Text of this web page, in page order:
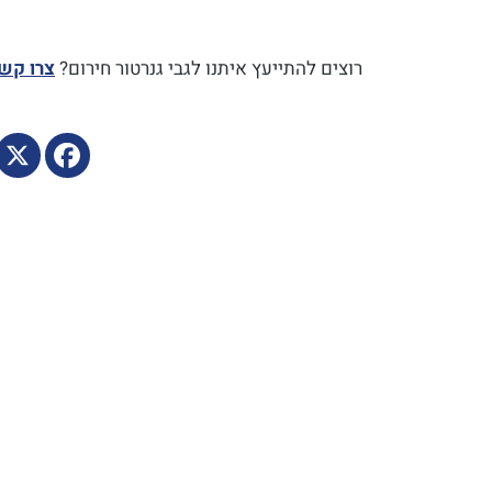
רוצים להתייעץ איתנו לגבי גנרטור חירום?צרו